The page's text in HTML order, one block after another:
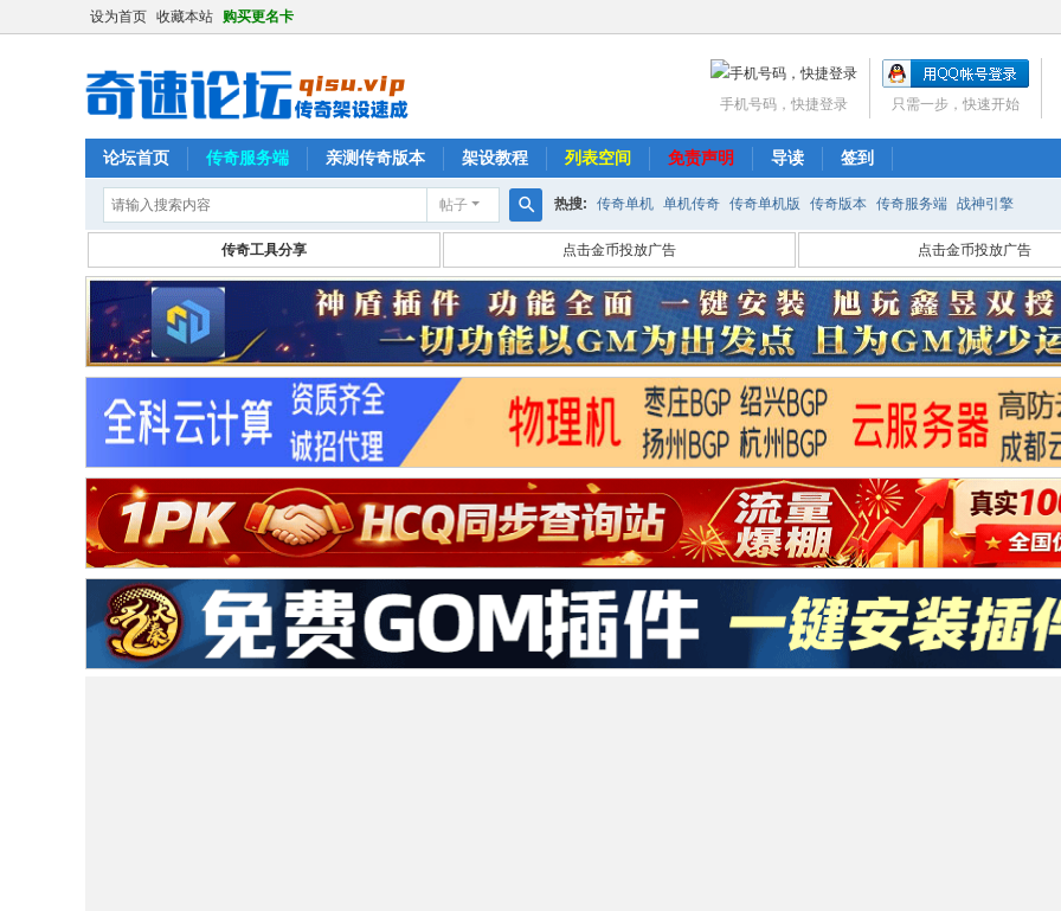
设为首页 收藏本站 购买更名卡
只需一步，快速开始
手机号码，快捷登录
论坛首页 传奇服务端 亲测传奇版本 架设教程 列表空间 免责声明 导读 签到
帖子
搜
索
热搜: 传奇单机 单机传奇 传奇单机版 传奇版本 传奇服务端 战神引擎
传奇工具分享 点击金币投放广告 点击金币投放广告